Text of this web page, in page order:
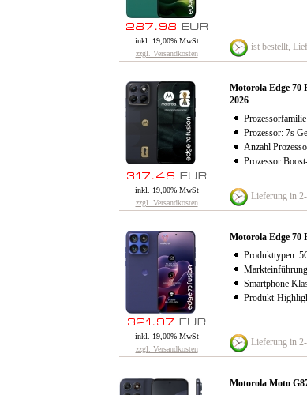
inkl. 19,00% MwSt
zzgl. Versandkosten
ist bestellt,
Motorola Edge 70
2026
Prozessor: 7s
Anzahl
Prozessor
inkl. 19,00% MwSt
zzgl. Versandkosten
Lieferung in
Motorola Edge 70
Produkttypen:
Smartphone
Produkt-
inkl. 19,00% MwSt
zzgl. Versandkosten
Lieferung in
Motorola Moto